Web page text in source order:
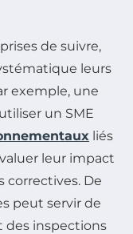
de suivre,
leurs
exemple, une
un SME
liés
leur impact
De
peut servir de
des inspections